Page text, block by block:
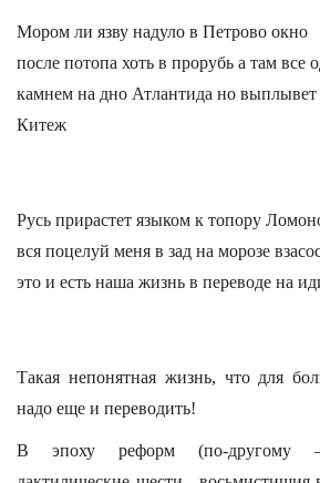
Мором ли язву надуло в Петрово окно
после потопа хоть в прорубь а там все
камнем на дно Атлантида но выплывет
Китеж
Русь прирастет языком к топору
вся поцелуй меня в зад на морозе
это и есть наша жизнь в переводе на
Такая непонятная жизнь, что для
надо еще и переводить!
В эпоху реформ (по-другому